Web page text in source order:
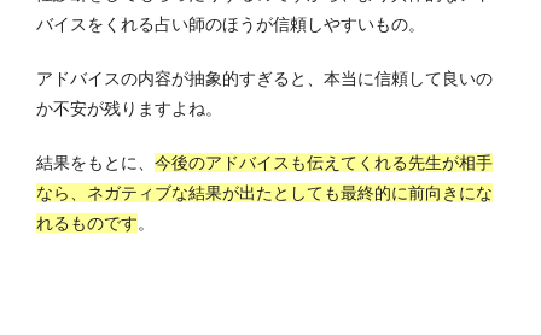
バイスをくれる占い師のほうが信頼しやすいもの。
アドバイスの内容が抽象的すぎると、本当に信頼して良いの
か不安が残りますよね。
結果をもとに、 今後のアドバイスも伝えてくれる先生が相手
なら、ネガティブな結果が出たとしても最終的に前向きにな
れるものです。